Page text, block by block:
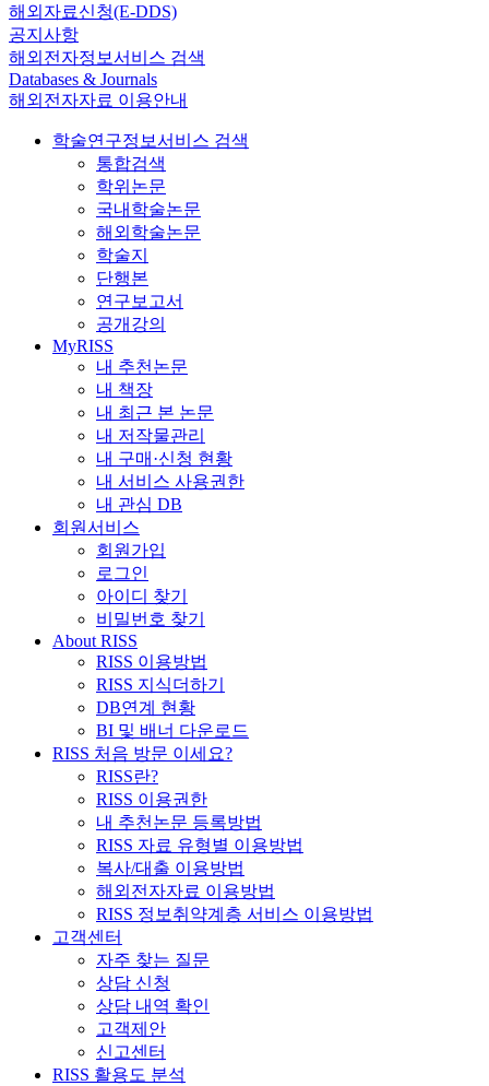
해외자료신청(E-DDS)
공지사항
해외전자정보서비스 검색
Databases & Journals
해외전자자료 이용안내
학술연구정보서비스 검색
통합검색
학위논문
국내학술논문
해외학술논문
학술지
단행본
연구보고서
공개강의
MyRISS
내 추천논문
내 책장
내 최근 본 논문
내 저작물관리
내 구매·신청 현황
내 서비스 사용권한
내 관심 DB
회원서비스
회원가입
로그인
아이디 찾기
비밀번호 찾기
About RISS
RISS 이용방법
RISS 지식더하기
DB연계 현황
BI 및 배너 다운로드
RISS 처음 방문 이세요?
RISS란?
RISS 이용권한
내 추천논문 등록방법
RISS 자료 유형별 이용방법
복사/대출 이용방법
해외전자자료 이용방법
RISS 정보취약계층 서비스 이용방법
고객센터
자주 찾는 질문
상담 신청
상담 내역 확인
고객제안
신고센터
RISS 활용도 분석